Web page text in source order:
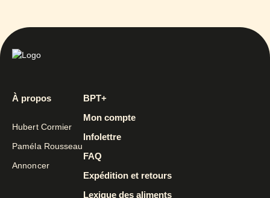
À propos
Hubert Cormier
Paméla Rousseau
Annoncer
BPT+
Mon compte
Infolettre
FAQ
Expédition et retours
Lexique des aliments